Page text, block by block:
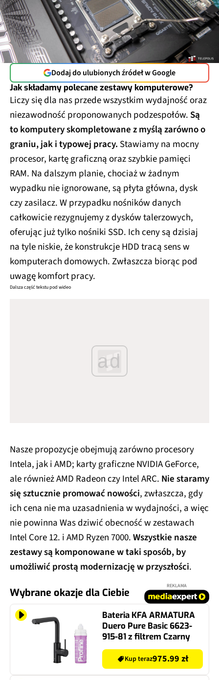
Dodaj do ulubionych źródeł w Google
Jak składamy polecane zestawy komputerowe?
Liczy się dla nas przede wszystkim wydajność oraz
niezawodność proponowanych podzespołów. Są
to komputery skompletowane z myślą zarówno o
graniu, jak i typowej pracy. Stawiamy na mocny
procesor, kartę graficzną oraz szybkie pamięci
RAM. Na dalszym planie, chociaż w żadnym
wypadku nie ignorowane, są płyta główna, dysk
czy zasilacz. W przypadku nośników danych
całkowicie rezygnujemy z dysków talerzowych,
oferując już tylko nośniki SSD. Ich ceny są dzisiaj
na tyle niskie, że konstrukcje HDD tracą sens w
komputerach domowych. Zwłaszcza biorąc pod
uwagę komfort pracy.
Dalsza część tekstu pod wideo
ad
Nasze propozycje obejmują zarówno procesory
Intela, jak i AMD; karty graficzne NVIDIA GeForce,
ale również AMD Radeon czy Intel ARC. Nie staramy
się sztucznie promować nowości, zwłaszcza, gdy
ich cena nie ma uzasadnienia w wydajności, a więc
nie powinna Was dziwić obecność w zestawach
Intel Core 12. i AMD Ryzen 7000.Wszystkie nasze
zestawy są komponowane w taki sposób, by
umożliwić prostą modernizację w przyszłości.
Wybrane okazje dla Ciebie
REKLAMA
Bateria KFA ARMATURA
Duero Pure Basic 6623-
915-81 z filtrem Czarny
Kup teraz975.99 zł